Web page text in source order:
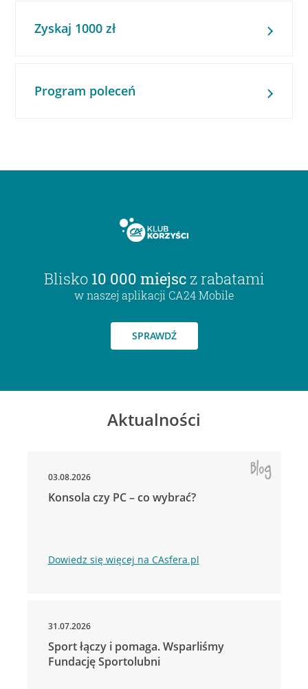
Zyskaj 1000 zł
Program poleceń
Blisko 10 000 miejsc z rabatami
w naszej aplikacji CA24 Mobile
SPRAWDŹ
Aktualności
03.08.2026
Konsola czy PC – co wybrać?
Dowiedz się więcej na CAsfera.pl
31.07.2026
Sport łączy i pomaga. Wsparliśmy
Fundację Sportolubni